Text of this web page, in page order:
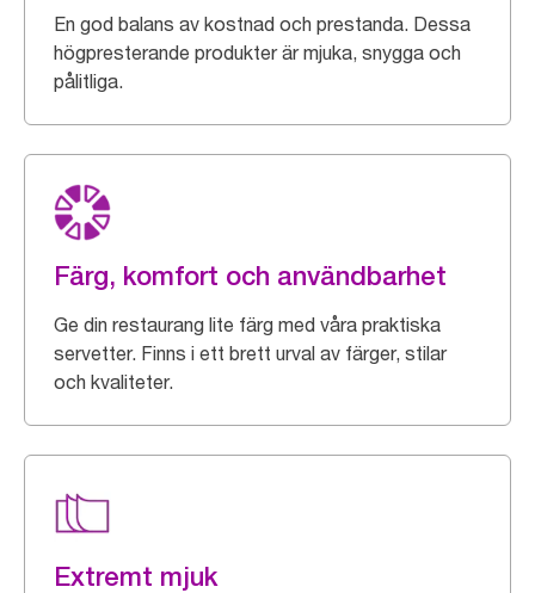
En god balans av kostnad och prestanda. Dessa
högpresterande produkter är mjuka, snygga och
pålitliga.
Färg, komfort och användbarhet
Ge din restaurang lite färg med våra praktiska
servetter. Finns i ett brett urval av färger, stilar
och kvaliteter.
Extremt mjuk